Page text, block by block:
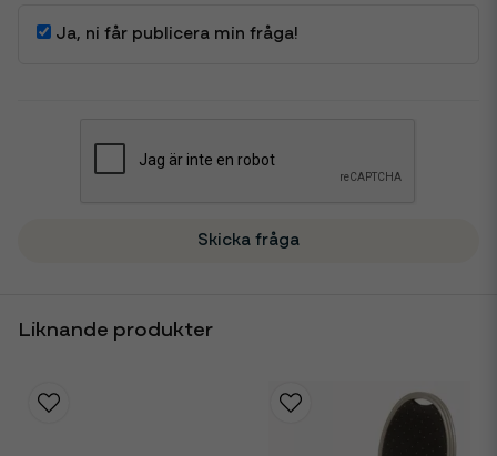
Ja, ni får publicera min fråga!
Skicka fråga
Liknande produkter